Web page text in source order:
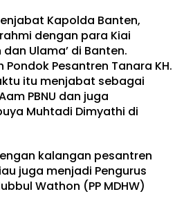
Kapolda Banten,
dengan para Kiai
Ulama’ di Banten.
Pondok Pesantren Tanara KH.
itu menjabat sebagai
PBNU dan juga
Muhtadi Dimyathi di
kalangan pesantren
juga menjadi Pengurus
Wathon (PP MDHW)